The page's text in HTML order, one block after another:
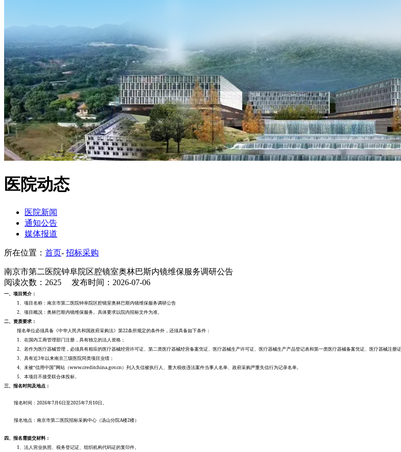
医院动态
医院新闻
通知公告
媒体报道
所在位置： 首页- 招标采购
南京市第二医院钟阜院区腔镜室奥林巴斯内镜维保服务调研公告
阅读次数：2625
发布时间：2026-07-06
一、项目简介：
1 、项目名称：南京市第二医院钟阜院区腔镜室奥林巴斯内镜维保服务调研公告
2 、项目概况：奥林巴斯内镜维保服务。具体要求以院内招标文件为准。
二、资质要求：
报名单位必须具备《中华人民共和国政府采购法》第22条所规定的条件外，还须具备如下条件：
1 、在国内工商管理部门注册，具有独立的法人资格；
2 、若作为医疗器械管理，必须具有相应的医疗器械经营许可证、第二类医疗器械经营备案凭证、医疗器械生产许可证、医疗器械生产产品登记表和第一类医疗器械备案凭证、医疗器械注册
3 、具有近3年以来南京三级医院同类项目业绩；
4 、未被“信用中国”网站（www.creditchina.gov.cn）列入失信被执行人、重大税收违法案件当事人名单、政府采购严重失信行为记录名单。
5 、本项目不接受联合体投标。
三、报名时间及地点：
报名时间： 2026年7 月 6 日至2025年7 月 10 日。
报名地点：南京市第二医院招标采购中心（汤山分院A楼2楼）
四、报名需提交材料：
1 、法人营业执照、税务登记证、组织机构代码证的复印件。